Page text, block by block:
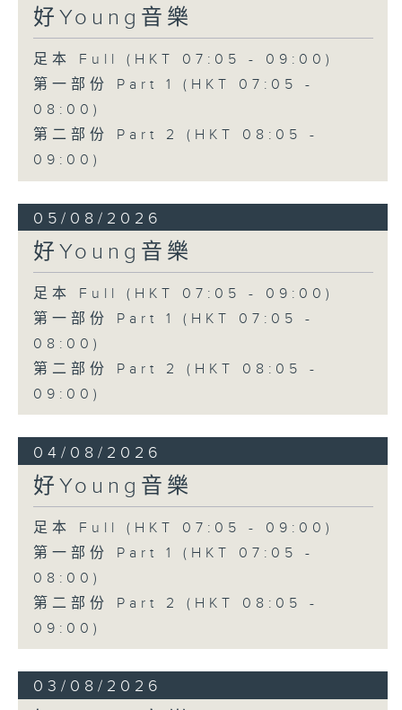
好Young音樂
足本 Full (HKT 07:05 - 09:00)
第一部份 Part 1 (HKT 07:05 -
08:00)
第二部份 Part 2 (HKT 08:05 -
09:00)
05/08/2026
好Young音樂
足本 Full (HKT 07:05 - 09:00)
第一部份 Part 1 (HKT 07:05 -
08:00)
第二部份 Part 2 (HKT 08:05 -
09:00)
04/08/2026
好Young音樂
足本 Full (HKT 07:05 - 09:00)
第一部份 Part 1 (HKT 07:05 -
08:00)
第二部份 Part 2 (HKT 08:05 -
09:00)
03/08/2026